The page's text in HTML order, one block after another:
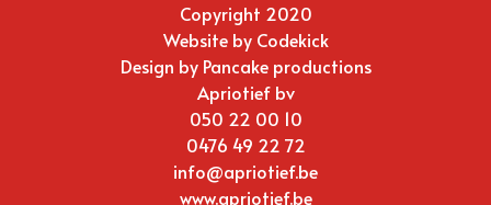
Copyright 2020
Website by Codekick
Design by Pancake productions
Apriotief bv
050 22 00 10
0476 49 22 72
info@apriotief.be
www.apriotief.be